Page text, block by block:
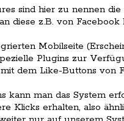
sind hier zu nennen
diese z.B. von Facebook
Mobilseite
Plugins zur
dem Like-Buttons von
kann man das System
Klicks erhalten, also